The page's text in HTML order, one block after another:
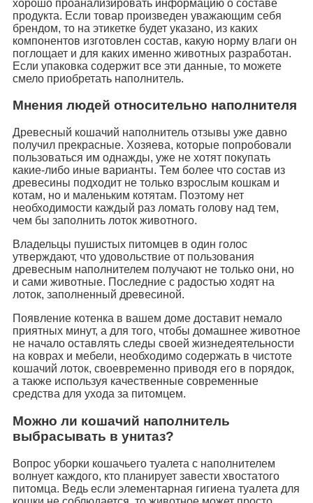
хорошо проанализировать информацию о составе
продукта. Если товар произведен уважающим себя
брендом, то на этикетке будет указано, из каких
компонентов изготовлен состав, какую норму влаги он
поглощает и для каких именно животных разработан.
Если упаковка содержит все эти данные, то можете
смело приобретать наполнитель.
Мнения людей относительно наполнителя
Древесный кошачий наполнитель отзывы уже давно
получил прекрасные. Хозяева, которые попробовали
пользоваться им однажды, уже не хотят покупать
какие-либо иные варианты. Тем более что состав из
древесины подходит не только взрослым кошкам и
котам, но и маленьким котятам. Поэтому нет
необходимости каждый раз ломать голову над тем,
чем бы заполнить лоток животного.
Владельцы пушистых питомцев в один голос
утверждают, что удовольствие от пользования
древесным наполнителем получают не только они, но
и сами животные. Последние с радостью ходят на
лоток, заполненный древесиной.
Появление котенка в вашем доме доставит немало
приятных минут, а для того, чтобы домашнее животное
не начало оставлять следы своей жизнедеятельности
на коврах и мебели, необходимо содержать в чистоте
кошачий лоток, своевременно приводя его в порядок,
а также используя качественные современные
средства для ухода за питомцем.
Можно ли кошачий наполнитель
выбрасывать в унитаз?
Вопрос уборки кошачьего туалета с наполнителем
волнует каждого, кто планирует завести хвостатого
питомца. Ведь если элементарная гигиена туалета для